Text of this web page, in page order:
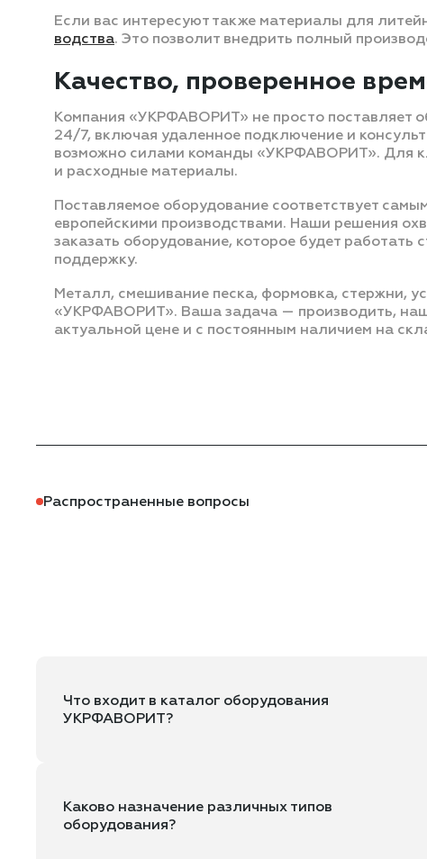
Если вас интересуют также материалы для
водства. Это позволит внедрить полный
Качество, проверенное
Компания «УКРФАВОРИТ» не просто поставляет
24/7, включая удаленное подключение и
возможно силами команды «УКРФАВОРИТ». Для
и расходные материалы.
Поставляемое оборудование соответствует
европейскими производствами. Наши решения
заказать оборудование, которое будет
поддержку.
Металл, смешивание песка, формовка, стержни,
«УКРФАВОРИТ». Ваша задача — производить,
актуальной цене и с постоянным наличием на
Распространенные вопросы
Что входит в каталог оборудования
УКРФАВОРИТ?
Каково назначение различных типов
оборудования?